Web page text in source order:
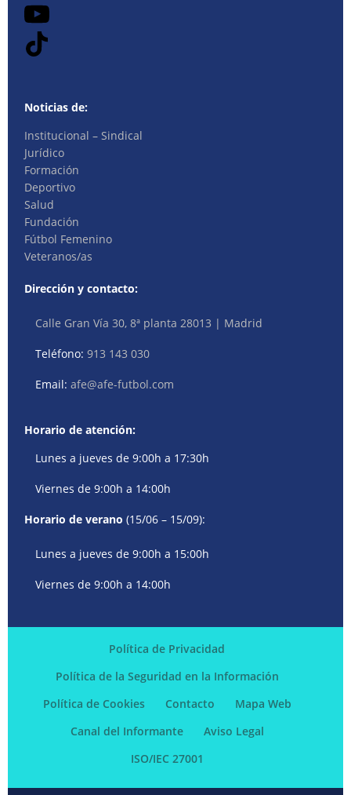
Noticias de:
Institucional – Sindical
Jurídico
Formación
Deportivo
Salud
Fundación
Fútbol Femenino
Veteranos/as
Dirección y contacto:
Calle Gran Vía 30, 8ª planta 28013 | Madrid
Teléfono:913 143 030
Email:afe@afe-futbol.com
Horario de atención:
Lunes a jueves de 9:00h a 17:30h
Viernes de 9:00h a 14:00h
Horario de verano (15/06 – 15/09):
Lunes a jueves de 9:00h a 15:00h
Viernes de 9:00h a 14:00h
Política de Privacidad
Política de la Seguridad en la Información
Política de Cookies
Contacto
Mapa Web
Canal del Informante
Aviso Legal
ISO/IEC 27001